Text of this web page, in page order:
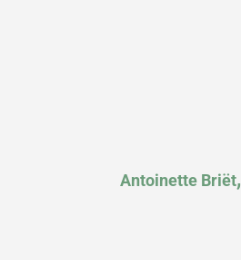
Antoinette Briët,